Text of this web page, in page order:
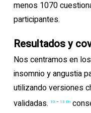
menos 1070
participantes.
Resultados y
Nos centramos en
insomnio y angustia
utilizando versiones
validadas. 10 –13 En